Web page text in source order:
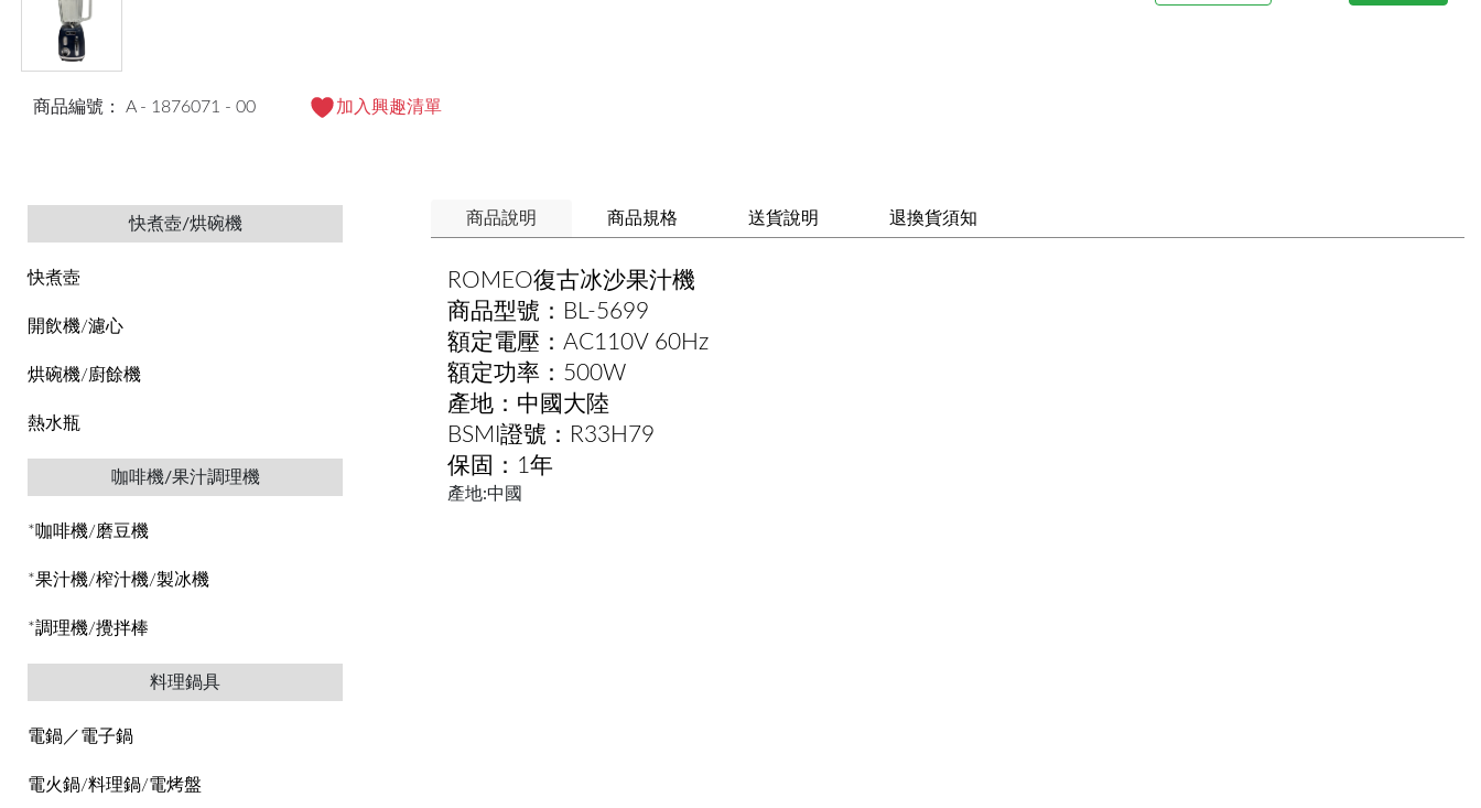
商品編號： A - 1876071 - 00 加入興趣清單
快煮壺/烘碗機
快煮壺
開飲機/濾心
烘碗機/廚餘機
熱水瓶
咖啡機/果汁調理機
*咖啡機/磨豆機
*果汁機/榨汁機/製冰機
*調理機/攪拌棒
料理鍋具
電鍋／電子鍋
電火鍋/料理鍋/電烤盤
商品說明 商品規格 送貨說明 退換貨須知
ROMEO復古冰沙果汁機
商品型號：BL-5699
額定電壓：AC110V 60Hz
額定功率：500W
產地：中國大陸
BSMI證號：R33H79
保固：1年
產地:中國